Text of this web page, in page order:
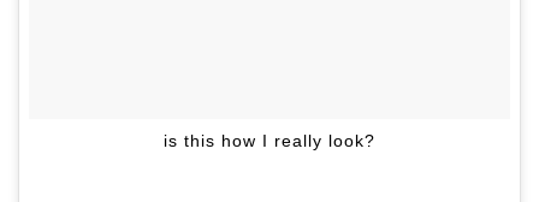
is this how I really look?